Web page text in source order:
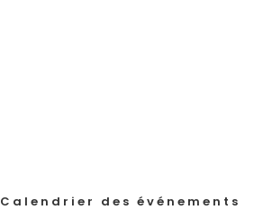
Calendrier des événements